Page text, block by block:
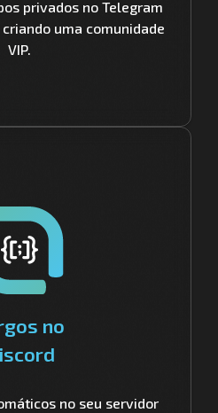
privados no Telegram
uma comunidade
VIP.
no
no seu servidor